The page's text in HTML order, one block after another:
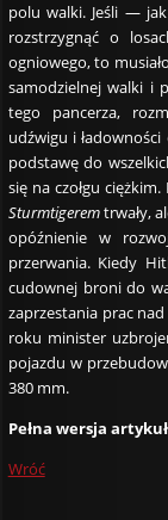
polu walki. Jeśli —
rozstrzygnąć o
ogniowego, to
samodzielnej walki i
tego pancerza,
udźwigu i
podstawę do
się na czołgu
Sturmtigeremtrwały,
opóźnienie w
przerwania. Kiedy
cudownej broni do
zaprzestania prac
roku minister
pojazdu w
380 mm.
Pełna wersja
Wróć